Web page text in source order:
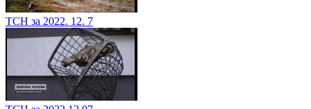
ТСН за 2022. 12. 7